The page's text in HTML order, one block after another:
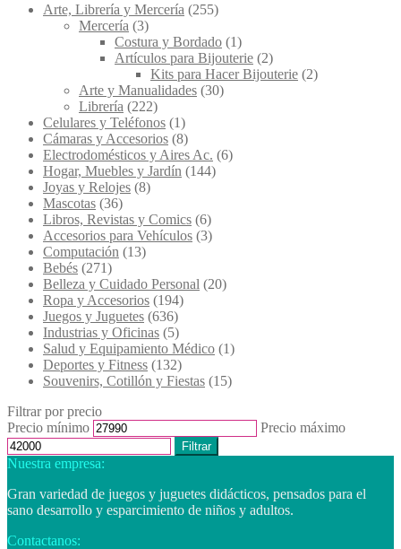
Arte, Librería y Mercería (255)
Mercería (3)
Costura y Bordado (1)
Artículos para Bijouterie (2)
Kits para Hacer Bijouterie (2)
Arte y Manualidades (30)
Librería (222)
Celulares y Teléfonos (1)
Cámaras y Accesorios (8)
Electrodomésticos y Aires Ac. (6)
Hogar, Muebles y Jardín (144)
Joyas y Relojes (8)
Mascotas (36)
Libros, Revistas y Comics (6)
Accesorios para Vehículos (3)
Computación (13)
Bebés (271)
Belleza y Cuidado Personal (20)
Ropa y Accesorios (194)
Juegos y Juguetes (636)
Industrias y Oficinas (5)
Salud y Equipamiento Médico (1)
Deportes y Fitness (132)
Souvenirs, Cotillón y Fiestas (15)
Filtrar por precio
Precio mínimo
Precio máximo
Filtrar
Nuestra empresa:
Gran variedad de juegos y juguetes didácticos, pensados para el
sano desarrollo y esparcimiento de niños y adultos.
Contactanos: